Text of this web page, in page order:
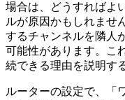
場合は、どうすればよ
ルが原因かもしれませ
するチャンネルを隣人
可能性があります。こ
続できる理由を説明す
ルーターの設定で、「